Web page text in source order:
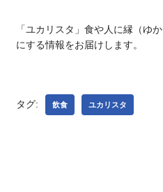
「ユカリスタ」食や人に縁（ゆ
にする情報をお届けします。
タグ: 飲食 ユカリスタ